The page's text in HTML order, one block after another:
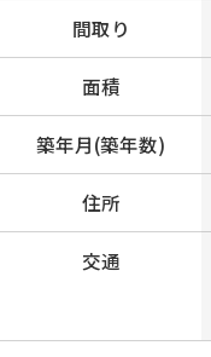
間取り
面積
築年月(築年数)
住所
交通